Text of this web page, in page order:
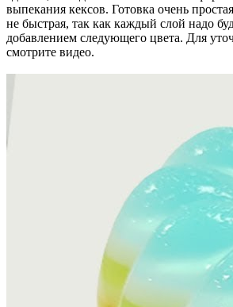
выпекания кексов. Готовка очень
не быстрая, так как каждый слой надо
добавлением следующего цвета. Для
смотрите видео.